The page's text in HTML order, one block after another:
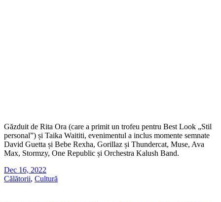
Găzduit de Rita Ora (care a primit un trofeu pentru Best Look „Stil
personal”) și Taika Waititi, evenimentul a inclus momente semnate
David Guetta și Bebe Rexha, Gorillaz și Thundercat, Muse, Ava
Max, Stormzy, One Republic și Orchestra Kalush Band.
Dec 16, 2022
Călătorii, Cultură